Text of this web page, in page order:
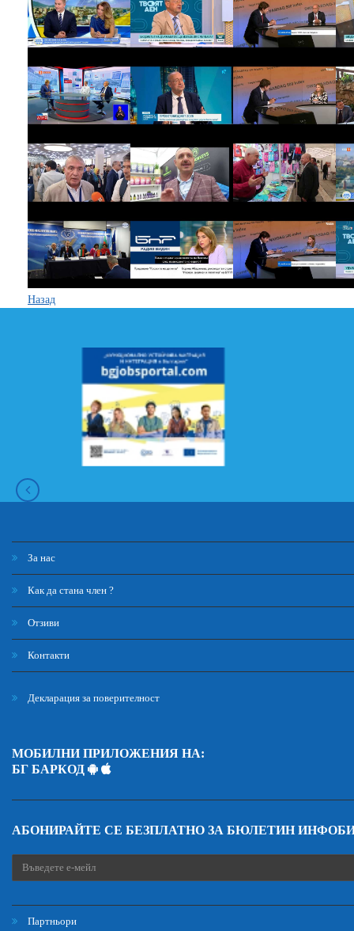
Назад
За нас
Как да стана член ?
Отзиви
Контакти
Декларация за поверителност
МОБИЛНИ ПРИЛОЖЕНИЯ НА:
БГ БАРКОД
АБОНИРАЙТЕ СЕ БЕЗПЛАТНО ЗА БЮЛЕТИН
Партньори